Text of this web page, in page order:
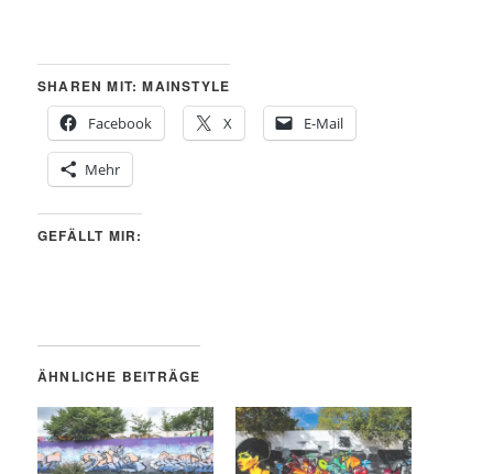
SHAREN MIT: MAINSTYLE
Facebook
X E-Mail
Mehr
GEFÄLLT MIR:
ÄHNLICHE BEITRÄGE